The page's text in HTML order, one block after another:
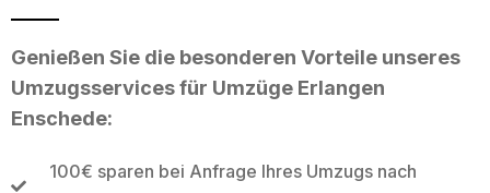
Genießen Sie die besonderen Vorteile unseres
Umzugsservices für Umzüge Erlangen
Enschede:
100€ sparen bei Anfrage Ihres Umzugs nach